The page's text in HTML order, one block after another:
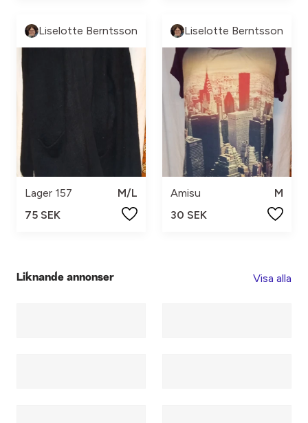
Liselotte Berntsson
Lager 157
M/L
75 SEK
Liselotte Berntsson
Amisu
M
30 SEK
Liknande annonser Visa alla